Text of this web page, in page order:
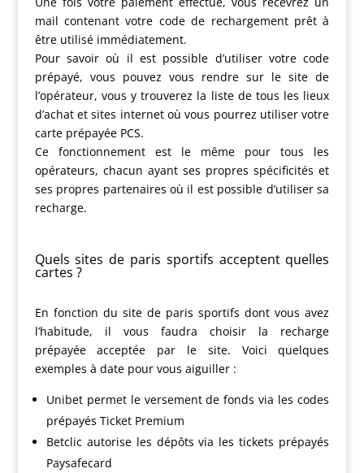
mail contenant votre code de rechargement prêt à
être utilisé immédiatement.
Pour savoir où il est possible d’utiliser votre code
prépayé, vous pouvez vous rendre sur le site de
l’opérateur, vous y trouverez la liste de tous les lieux
d’achat et sites internet où vous pourrez utiliser votre
carte prépayée PCS.
Ce fonctionnement est le même pour tous les
opérateurs, chacun ayant ses propres spécificités et
ses propres partenaires où il est possible d’utiliser sa
recharge.
Quels sites de paris sportifs acceptent quelles
cartes ?
En fonction du site de paris sportifs dont vous avez
l’habitude, il vous faudra choisir la recharge
prépayée acceptée par le site. Voici quelques
exemples à date pour vous aiguiller :
Unibet permet le versement de fonds via les codes
prépayés Ticket Premium
Betclic autorise les dépôts via les tickets prépayés
Paysafecard